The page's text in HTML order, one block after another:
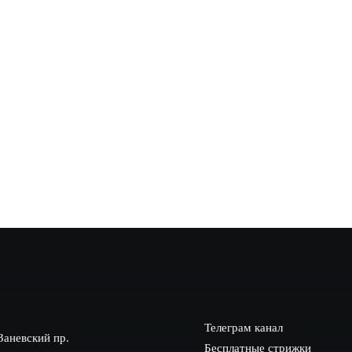
пр.
Телеграм канал
Бесплатные стрижки